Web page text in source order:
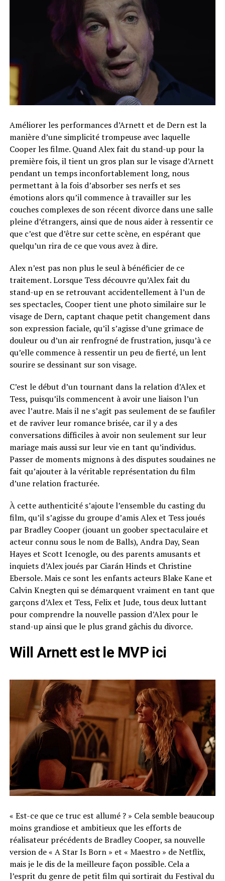
Améliorer les performances d’Arnett et de Dern est la
manière d’une simplicité trompeuse avec laquelle
Cooper les filme. Quand Alex fait du stand-up pour la
première fois, il tient un gros plan sur le visage d’Arnett
pendant un temps inconfortablement long, nous
permettant à la fois d’absorber ses nerfs et ses
émotions alors qu’il commence à travailler sur les
couches complexes de son récent divorce dans une salle
pleine d’étrangers, ainsi que de nous aider à ressentir ce
que c’est que d’être sur cette scène, en espérant que
quelqu’un rira de ce que vous avez à dire.
Alex n’est pas non plus le seul à bénéficier de ce
traitement. Lorsque Tess découvre qu’Alex fait du
stand-up en se retrouvant accidentellement à l’un de
ses spectacles, Cooper tient une photo similaire sur le
visage de Dern, captant chaque petit changement dans
son expression faciale, qu’il s’agisse d’une grimace de
douleur ou d’un air renfrogné de frustration, jusqu’à ce
qu’elle commence à ressentir un peu de fierté, un lent
sourire se dessinant sur son visage.
C’est le début d’un tournant dans la relation d’Alex et
Tess, puisqu’ils commencent à avoir une liaison l’un
avec l’autre. Mais il ne s’agit pas seulement de se faufiler
et de raviver leur romance brisée, car il y a des
conversations difficiles à avoir non seulement sur leur
mariage mais aussi sur leur vie en tant qu’individus.
Passer de moments mignons à des disputes soudaines ne
fait qu’ajouter à la véritable représentation du film
d’une relation fracturée.
À cette authenticité s’ajoute l’ensemble du casting du
film, qu’il s’agisse du groupe d’amis Alex et Tess joués
par Bradley Cooper (jouant un goober spectaculaire et
acteur connu sous le nom de Balls), Andra Day, Sean
Hayes et Scott Icenogle, ou des parents amusants et
inquiets d’Alex joués par Ciarán Hinds et Christine
Ebersole. Mais ce sont les enfants acteurs Blake Kane et
Calvin Knegten qui se démarquent vraiment en tant que
garçons d’Alex et Tess, Felix et Jude, tous deux luttant
pour comprendre la nouvelle passion d’Alex pour le
stand-up ainsi que le plus grand gâchis du divorce.
Will Arnett est le MVP ici
« Est-ce que ce truc est allumé ? » Cela semble beaucoup
moins grandiose et ambitieux que les efforts de
réalisateur précédents de Bradley Cooper, sa nouvelle
version de « A Star Is Born » et « Maestro » de Netflix,
mais je le dis de la meilleure façon possible. Cela a
l’esprit du genre de petit film qui sortirait du Festival du